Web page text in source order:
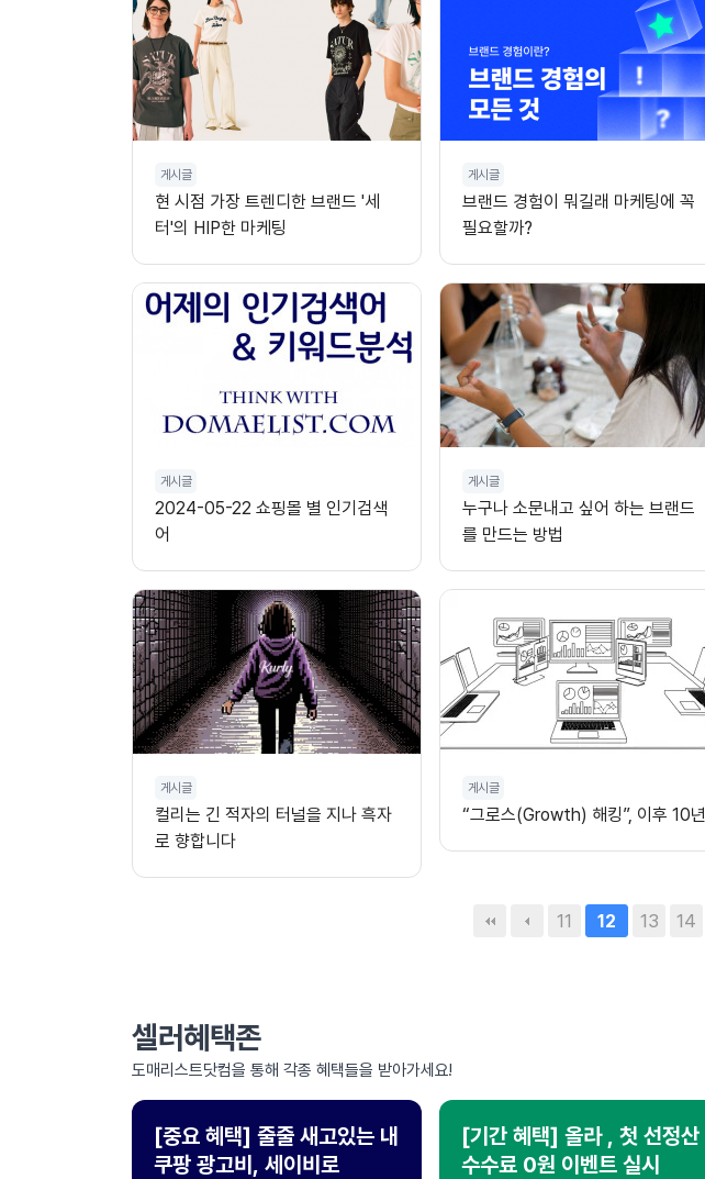
게시글
현 시점 가장 트렌디한 브랜드 '세
터'의 HIP한 마케팅
게시글
브랜드 경험이 뭐길래 마케팅에 꼭
필요할까?
게시글
2024-05-22 쇼핑몰 별 인기검색
어
게시글
누구나 소문내고 싶어 하는 브랜드
를 만드는 방법
게시글
컬리는 긴 적자의 터널을 지나 흑자
로 향합니다
게시글
“그로스(Growth) 해킹”, 이후 10년
11 12 13 14
셀러혜택존
도매리스트닷컴을 통해 각종 혜택들을 받아가세요!
[중요 혜택] 줄줄 새고있는 내
쿠팡 광고비, 세이비로
[기간 혜택] 올라 , 첫 선정산
수수료 0원 이벤트 실시